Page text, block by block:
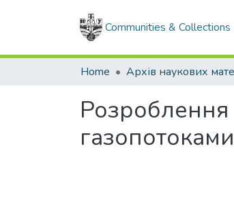
Communities & Collections
Home
Розроблення